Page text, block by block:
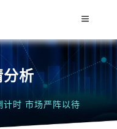
分析
计时 市场严阵以待